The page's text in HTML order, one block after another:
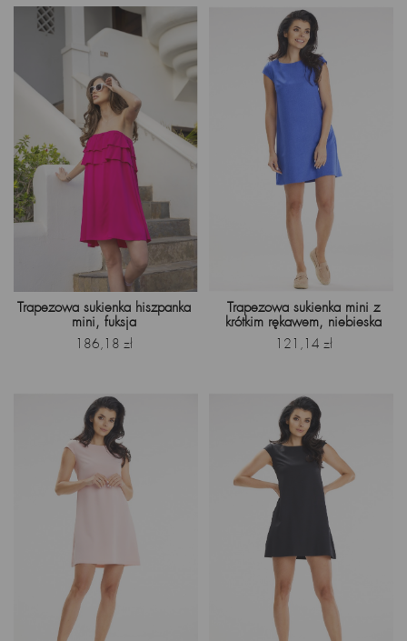
Trapezowa sukienka hiszpanka
mini, fuksja
Cena
186,18 zł
Trapezowa sukienka mini z
krótkim rękawem, niebieska
Cena
121,14 zł